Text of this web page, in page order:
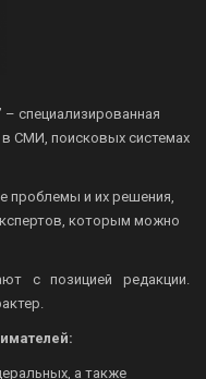
специализированная
СМИ, поисковых системах
проблемы и их решения,
которым можно
с позицией редакции.
а также